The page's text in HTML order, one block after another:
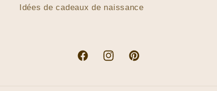
Idées de cadeaux de naissance
FacebookInstagramPinterest